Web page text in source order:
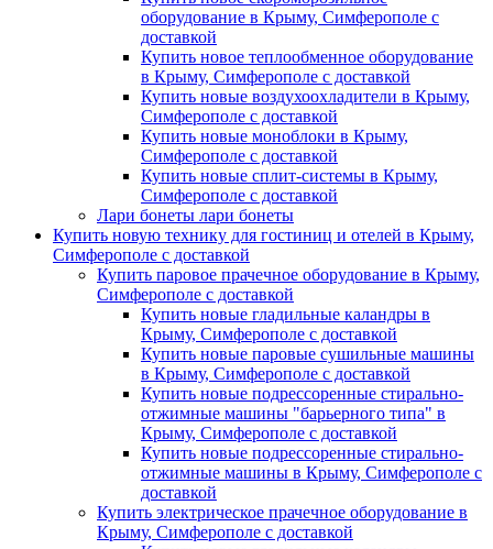
оборудование в Крыму, Симферополе с
доставкой
Купить новое теплообменное оборудование
в Крыму, Симферополе с доставкой
Купить новые воздухоохладители в Крыму,
Симферополе с доставкой
Купить новые моноблоки в Крыму,
Симферополе с доставкой
Купить новые сплит-системы в Крыму,
Симферополе с доставкой
Лари бонеты лари бонеты
Купить новую технику для гостиниц и отелей в Крыму,
Симферополе с доставкой
Купить паровое прачечное оборудование в Крыму,
Симферополе с доставкой
Купить новые гладильные каландры в
Крыму, Симферополе с доставкой
Купить новые паровые сушильные машины
в Крыму, Симферополе с доставкой
Купить новые подрессоренные стирально-
отжимные машины "барьерного типа" в
Крыму, Симферополе с доставкой
Купить новые подрессоренные стирально-
отжимные машины в Крыму, Симферополе с
доставкой
Купить электрическое прачечное оборудование в
Крыму, Симферополе с доставкой